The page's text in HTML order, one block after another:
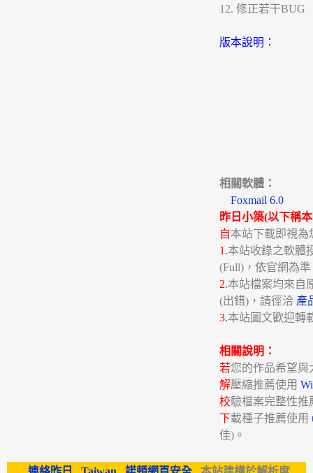
12. 修正若干BUG
版本說明：
相關軟體：
Foxmail 6.0
昨日小築(以下稱
自本站下載即視為
1.本站收錄之軟體
(Full)，依官網為
2.本站檔案均來自
(出錯)，請徑洽 產
3.本站圖文歡迎轉
相關說明：
若您的作品希望
解壓縮推薦使用
校驗檔案完整性
下載種子推薦使用
佳)。